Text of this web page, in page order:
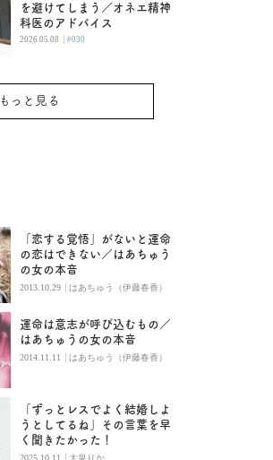
を避けてしまう／オネエ精神
科医のアドバイス
2026.05.08 | #030
もっと見る
「恋する覚悟」がないと運命
の恋はできない／はあちゅう
の女の本音
2013.10.29 | はあちゅう（伊藤春香）
運命は意志が呼び込むもの／
はあちゅうの女の本音
2014.11.11 | はあちゅう（伊藤春香）
「ずっとレスでよく結婚しよ
うとしてるね」その言葉を早
く聞きたかった！
2025.10.11 大泉りか